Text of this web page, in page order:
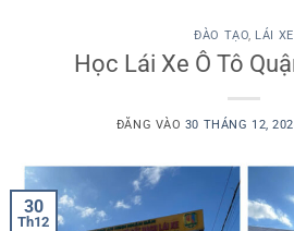
ĐÀO TẠO, LÁI XE
Học Lái Xe Ô Tô
ĐĂNG VÀO 30 THÁNG 12,
30
Th12